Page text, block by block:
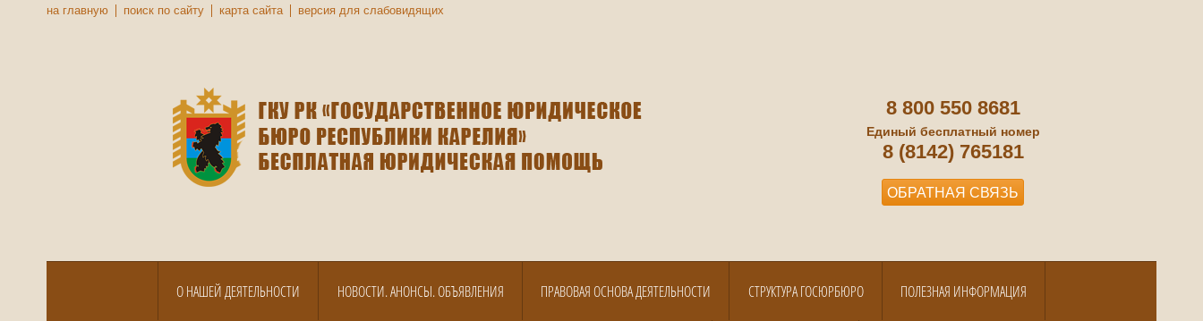
на главную поиск по сайту карта сайта версия для слабовидящих
8 800 550 8681
Единый бесплатный номер
8 (8142) 765181
ОБРАТНАЯ СВЯЗЬ
О НАШЕЙ ДЕЯТЕЛЬНОСТИ НОВОСТИ. АНОНСЫ. ОБЪЯВЛЕНИЯ ПРАВОВАЯ ОСНОВА ДЕЯТЕЛЬНОСТИ СТРУКТУРА ГОСЮРБЮРО ПОЛЕЗНАЯ ИНФОРМАЦИЯ